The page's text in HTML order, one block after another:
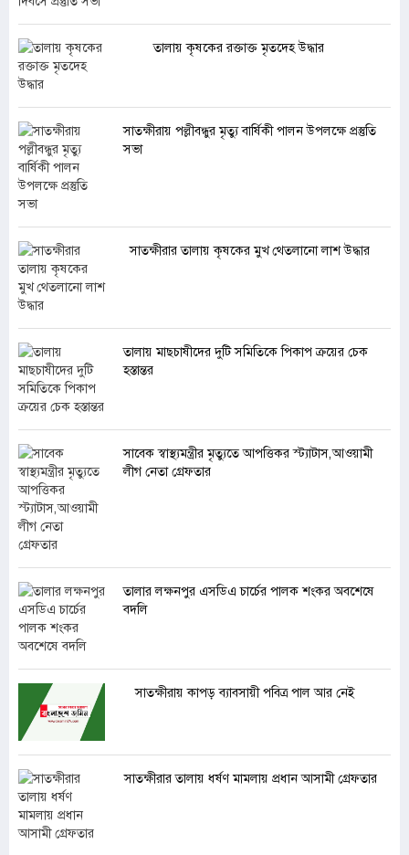
তালায় কৃষকের রক্তাক্ত মৃতদেহ উদ্ধার
সাতক্ষীরায় পল্লীবন্ধুর মৃত্যু বার্ষিকী পালন উপলক্ষে প্রস্তুতি
সভা
সাতক্ষীরার তালায় কৃষকের মুখ থেতলানো লাশ উদ্ধার
তালায় মাছচাষীদের দুটি সমিতিকে পিকাপ ক্রয়ের চেক
হস্তান্তর
সাবেক স্বাস্থ্যমন্ত্রীর মৃত্যুতে আপত্তিকর স্ট্যাটাস,আওয়ামী
লীগ নেতা গ্রেফতার
তালার লক্ষনপুর এসডিএ চার্চের পালক শংকর অবশেষে
বদলি
সাতক্ষীরায় কাপড় ব্যাবসায়ী পবিত্র পাল আর নেই
সাতক্ষীরার তালায় ধর্ষণ মামলায় প্রধান আসামী গ্রেফতার